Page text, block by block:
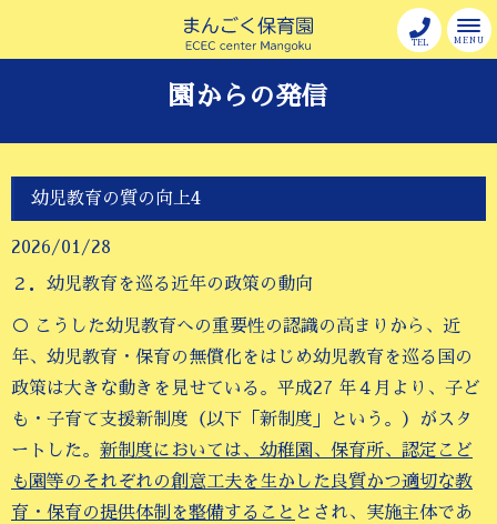
MENU
TEL
園からの発信
幼児教育の質の向上4
2026/01/28
２．幼児教育を巡る近年の政策の動向
○ こうした幼児教育への重要性の認識の高まりから、近
年、幼児教育・保育の無償化をはじめ幼児教育を巡る国の
政策は大きな動きを見せている。平成27 年４月より、子ど
も・子育て支援新制度（以下「新制度」という。）がスタ
ートした。 新制度においては、幼稚園、保育所、認定こど
も園等のそれぞれの創意工夫を生かした良質かつ適切な教
育・保育の提供体制を整備すること とされ、実施主体であ